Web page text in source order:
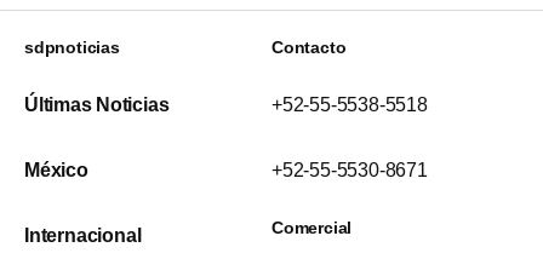
sdpnoticias
Últimas Noticias
México
Internacional
Contacto
+52-55-5538-5518
+52-55-5530-8671
Comercial